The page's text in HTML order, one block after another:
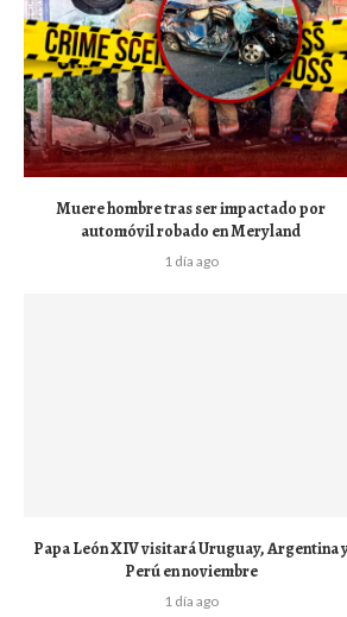
Muere hombre tras ser impactado por
automóvil robado en Meryland
1 día ago
Papa León XIV visitará Uruguay, Argentina
Perú en noviembre
1 día ago